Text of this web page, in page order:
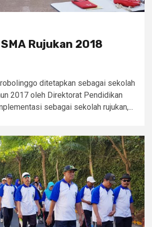
Rujukan 2018
ditetapkan sebagai sekolah
2017 oleh Direktorat Pendidikan
sebagai sekolah rujukan,...